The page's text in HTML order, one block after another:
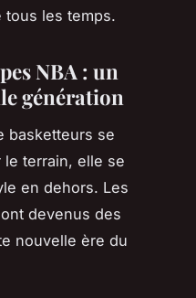
tous les temps.
NBA : un
génération
basketteurs se
terrain, elle se
en dehors. Les
devenus des
nouvelle ère du